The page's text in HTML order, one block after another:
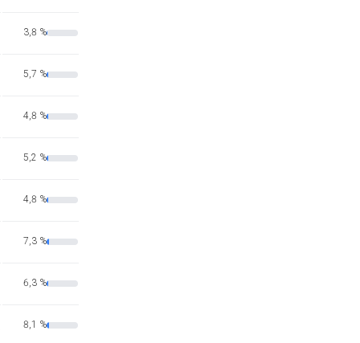
3,8 %
5,7 %
4,8 %
5,2 %
4,8 %
7,3 %
6,3 %
8,1 %